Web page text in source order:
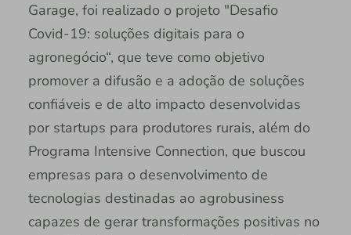
Garage, foi realizado o projeto "Desafio
Covid-19: soluções digitais para o
agronegócio“, que teve como objetivo
promover a difusão e a adoção de soluções
confiáveis e de alto impacto desenvolvidas
por startups para produtores rurais, além do
Programa Intensive Connection, que buscou
empresas para o desenvolvimento de
tecnologias destinadas ao agrobusiness
capazes de gerar transformações positivas no